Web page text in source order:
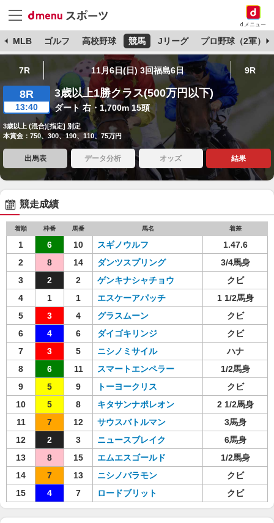
dメニュー
MLB ゴルフ 高校野球 競馬 Jリーグ プロ野球（2軍）
7R 11月6日(日) 3回福島6日 9R
8R
13:40
3歳以上1勝クラス(500万円以下)
ダート 右・1,700m 15頭
3歳以上 (混合)[指定] 別定
本賞金：750、300、190、110、75万円
出馬表 データ分析 オッズ 結果
競走成績
着順 枠番 馬番 馬名 着差
1 6 10 スギノウルフ
1.47.6
2
8 14 ダンツスプリング
3/4馬身
3
2 2 ゲンキナシャチョウ
クビ
4
1 1 エスケーアパッチ
1 1/2馬身
5
3 4 グラスムーン
クビ
6
4 6 ダイゴキリンジ
クビ
7
3 5 ニシノミサイル
ハナ
8
6 11 スマートエンペラー
1/2馬身
9
5 9 トーヨークリス
クビ
10
5 8 キタサンナポレオン
2 1/2馬身
11
7 12 サウスバトルマン
3馬身
12
2 3 ニュースブレイク
6馬身
13
8 15 エムエスゴールド
1/2馬身
14
7 13 ニシノバラモン
クビ
15
4 7 ロードブリット クビ